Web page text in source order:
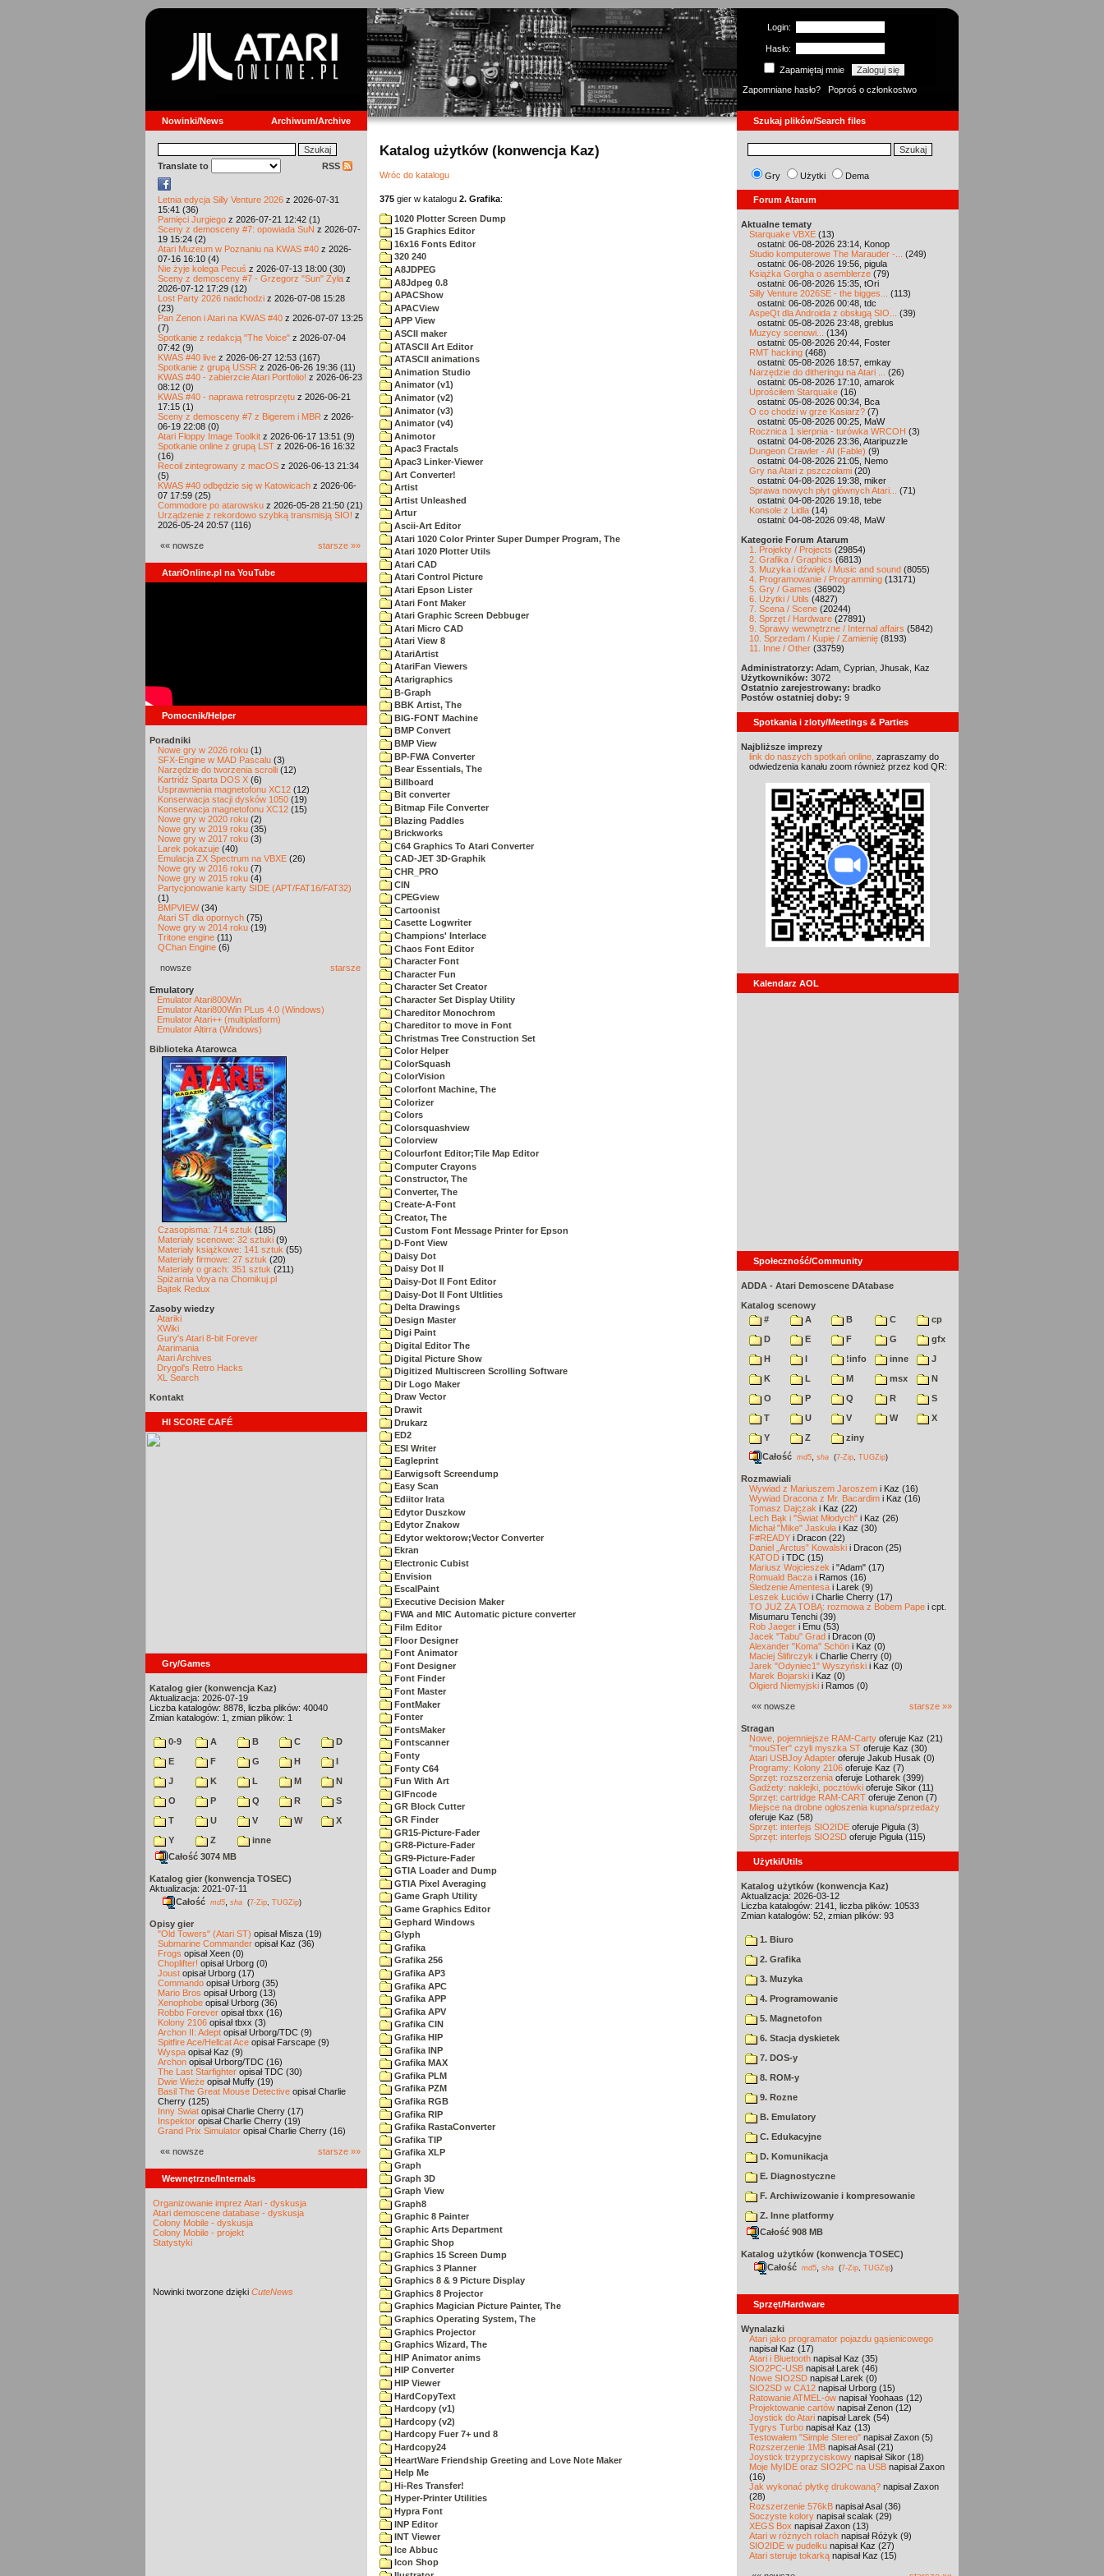
Login:
Hasło:
Zapamiętaj mnie
Zapomniane hasło?
Poproś o członkostwo
Nowinki/News Archiwum/Archive Szukaj plików/Search files
Translate to RSS
Letnia edycja Silly Venture 2026 z 2026-07-31
15:41 (36)
Pamięci Jurgiego z 2026-07-21 12:42 (1)
Sceny z demosceny #7: opowiada SuN z 2026-07-
19 15:24 (2)
Atari Muzeum w Poznaniu na KWAS #40 z 2026-
07-16 16:10 (4)
Nie żyje kolega Pecuś z 2026-07-13 18:00 (30)
Sceny z demosceny #7 - Grzegorz "Sun" Żyła z
2026-07-12 17:29 (12)
Lost Party 2026 nadchodzi z 2026-07-08 15:28
(23)
Pan Zenon i Atari na KWAS #40 z 2026-07-07 13:25
(7)
Spotkanie z redakcją "The Voice" z 2026-07-04
07:42 (9)
KWAS #40 live z 2026-06-27 12:53 (167)
Spotkanie z grupą USSR z 2026-06-26 19:36 (11)
KWAS #40 - zabierzcie Atari Portfolio! z 2026-06-23
08:12 (0)
KWAS #40 - naprawa retrosprzętu z 2026-06-21
17:15 (1)
Sceny z demosceny #7 z Bigerem i MBR z 2026-
06-19 22:08 (0)
Atari Floppy Image Toolkit z 2026-06-17 13:51 (9)
Spotkanie online z grupą LST z 2026-06-16 16:32
(16)
Recoil zintegrowany z macOS z 2026-06-13 21:34
(5)
KWAS #40 odbędzie się w Katowicach z 2026-06-
07 17:59 (25)
Commodore po atarowsku z 2026-05-28 21:50 (21)
Urządzenie z rekordowo szybką transmisją SIO! z
2026-05-24 20:57 (116)
«« nowsze starsze »»
AtariOnline.pl na YouTube
Pomocnik/Helper
Poradniki
Nowe gry w 2026 roku (1)
SFX-Engine w MAD Pascalu (3)
Narzędzie do tworzenia scrolli (12)
Kartridż Sparta DOS X (6)
Usprawnienia magnetofonu XC12 (12)
Konserwacja stacji dysków 1050 (19)
Konserwacja magnetofonu XC12 (15)
Nowe gry w 2020 roku (2)
Nowe gry w 2019 roku (35)
Nowe gry w 2017 roku (3)
Larek pokazuje (40)
Emulacja ZX Spectrum na VBXE (26)
Nowe gry w 2016 roku (7)
Nowe gry w 2015 roku (4)
Partycjonowanie karty SIDE (APT/FAT16/FAT32)
(1)
BMPVIEW(34)
Atari ST dla opornych (75)
Nowe gry w 2014 roku (19)
Tritone engine (11)
QChan Engine (6)
nowsze starsze
Emulatory
Emulator Atari800Win
Emulator Atari800Win PLus 4.0 (Windows)
Emulator Atari++ (multiplatform)
Emulator Altirra (Windows)
Biblioteka Atarowca
Czasopisma: 714 sztuk (185)
Materiały scenowe: 32 sztuki (9)
Materiały książkowe: 141 sztuk (55)
Materiały firmowe: 27 sztuk (20)
Materiały o grach: 351 sztuk (211)
Spiżarnia Voya na Chomikuj.pl
Bajtek Redux
Zasoby wiedzy
Atariki
XWiki
Gury's Atari 8-bit Forever
Atarimania
Atari Archives
Drygol's Retro Hacks
XL Search
Kontakt
HI SCORE CAFÉ
Gry/Games
Katalog gier (konwencja Kaz)
Aktualizacja: 2026-07-19
Liczba katalogów: 8878, liczba plików: 40040
Zmian katalogów: 1, zmian plików: 1
0-9 A B C
D
E
F G H
I
J
K L M
N
O
P Q R
S
T
U V W
X
Y
Z
inne
Całość 3074 MB
Katalog gier (konwencja TOSEC)
Aktualizacja: 2021-07-11
Całość md5 sha (7-Zip TUGZip)
Opisy gier
"Old Towers" (Atari ST) opisał Misza (19)
Submarine Commander opisał Kaz (36)
Frogs opisał Xeen (0)
Choplifter! opisał Urborg (0)
Joust opisał Urborg (17)
Commando opisał Urborg (35)
Mario Bros opisał Urborg (13)
Xenophobe opisał Urborg (36)
Robbo Forever opisał tbxx (16)
Kolony 2106 opisał tbxx (3)
Archon II: Adept opisał Urborg/TDC (9)
Spitfire Ace/Hellcat Ace opisał Farscape (9)
Wyspa opisał Kaz (9)
Archon opisał Urborg/TDC (16)
The Last Starfighter opisał TDC (30)
Dwie Wieże opisał Muffy (19)
Basil The Great Mouse Detective opisał Charlie
Cherry (125)
Inny Świat opisał Charlie Cherry (17)
Inspektor opisał Charlie Cherry (19)
Grand Prix Simulator opisał Charlie Cherry (16)
«« nowsze starsze »»
Wewnętrzne/Internals
Organizowanie imprez Atari - dyskusja
Atari demoscene database - dyskusja
Colony Mobile - dyskusja
Colony Mobile - projekt
Statystyki
Nowinki tworzone dzięki CuteNews
Katalog użytków (konwencja Kaz)
Wróc do katalogu
375 gier w katalogu 2. Grafika:
1020 Plotter Screen Dump
15 Graphics Editor
16x16 Fonts Editor
320 240
A8JDPEG
A8Jdpeg 0.8
APACShow
APACView
APP View
ASCII maker
ATASCII Art Editor
ATASCII animations
Animation Studio
Animator (v1)
Animator (v2)
Animator (v3)
Animator (v4)
Animotor
Apac3 Fractals
Apac3 Linker-Viewer
Art Converter!
Artist
Artist Unleashed
Artur
Ascii-Art Editor
Atari 1020 Color Printer Super Dumper Program, The
Atari 1020 Plotter Utils
Atari CAD
Atari Control Picture
Atari Epson Lister
Atari Font Maker
Atari Graphic Screen Debbuger
Atari Micro CAD
Atari View 8
AtariArtist
AtariFan Viewers
Atarigraphics
B-Graph
BBK Artist, The
BIG-FONT Machine
BMP Convert
BMP View
BP-FWA Converter
Bear Essentials, The
Billboard
Bit converter
Bitmap File Converter
Blazing Paddles
Brickworks
C64 Graphics To Atari Converter
CAD-JET 3D-Graphik
CHR_PRO
CIN
CPEGview
Cartoonist
Casette Logwriter
Champions' Interlace
Chaos Font Editor
Character Font
Character Fun
Character Set Creator
Character Set Display Utility
Chareditor Monochrom
Chareditor to move in Font
Christmas Tree Construction Set
Color Helper
ColorSquash
ColorVision
Colorfont Machine, The
Colorizer
Colors
Colorsquashview
Colorview
Colourfont Editor;Tile Map Editor
Computer Crayons
Constructor, The
Converter, The
Create-A-Font
Creator, The
Custom Font Message Printer for Epson
D-Font View
Daisy Dot
Daisy Dot II
Daisy-Dot II Font Editor
Daisy-Dot II Font Ultlities
Delta Drawings
Design Master
Digi Paint
Digital Editor The
Digital Picture Show
Digitized Multiscreen Scrolling Software
Dir Logo Maker
Draw Vector
Drawit
Drukarz
ED2
ESI Writer
Eagleprint
Earwigsoft Screendump
Easy Scan
Ediitor Irata
Edytor Duszkow
Edytor Znakow
Edytor wektorow;Vector Converter
Ekran
Electronic Cubist
Envision
EscalPaint
Executive Decision Maker
FWA and MIC Automatic picture converter
Film Editor
Floor Designer
Font Animator
Font Designer
Font Finder
Font Master
FontMaker
Fonter
FontsMaker
Fontscanner
Fonty
Fonty C64
Fun With Art
GIFncode
GR Block Cutter
GR Finder
GR15-Picture-Fader
GR8-Picture-Fader
GR9-Picture-Fader
GTIA Loader and Dump
GTIA Pixel Averaging
Game Graph Utility
Game Graphics Editor
Gephard Windows
Glyph
Grafika
Grafika 256
Grafika AP3
Grafika APC
Grafika APP
Grafika APV
Grafika CIN
Grafika HIP
Grafika INP
Grafika MAX
Grafika PLM
Grafika PZM
Grafika RGB
Grafika RIP
Grafika RastaConverter
Grafika TIP
Grafika XLP
Graph
Graph 3D
Graph View
Graph8
Graphic 8 Painter
Graphic Arts Department
Graphic Shop
Graphics 15 Screen Dump
Graphics 3 Planner
Graphics 8 & 9 Picture Display
Graphics 8 Projector
Graphics Magician Picture Painter, The
Graphics Operating System, The
Graphics Projector
Graphics Wizard, The
HIP Animator anims
HIP Converter
HIP Viewer
HardCopyText
Hardcopy (v1)
Hardcopy (v2)
Hardcopy Fuer 7+ und 8
Hardcopy24
HeartWare Friendship Greeting and Love Note Maker
Help Me
Hi-Res Transfer!
Hyper-Printer Utilities
Hypra Font
INP Editor
INT Viewer
Ice Abbuc
Icon Shop
Gry Użytki Dema
Forum Atarum
Aktualne tematy
Starquake VBXE (13)
ostatni: 06-08-2026 23:14, Konop
Studio komputerowe The Marauder -...
(249)
ostatni: 06-08-2026 19:56, pigula
Książka Gorgha o asemblerze (79)
ostatni: 06-08-2026 15:35, tOri
Silly Venture 2026SE - the bigges...
(113)
ostatni: 06-08-2026 00:48, tdc
AspeQt dla Androida z obsługą SIO...
(39)
ostatni: 05-08-2026 23:48, greblus
Muzycy scenowi...
(134)
ostatni: 05-08-2026 20:44, Foster
RMT hacking (468)
ostatni: 05-08-2026 18:57, emkay
Narzędzie do ditheringu na Atari ...
(26)
ostatni: 05-08-2026 17:10, amarok
Uprościłem Starquake (16)
ostatni: 05-08-2026 00:34, Bca
O co chodzi w grze Kasiarz? (7)
ostatni: 05-08-2026 00:25, MaW
Rocznica 1 sierpnia - turówka WRCOH (3)
ostatni: 04-08-2026 23:36, Ataripuzzle
Dungeon Crawler - AI (Fable) (9)
ostatni: 04-08-2026 21:05, Nemo
Gry na Atari z pszczołami (20)
ostatni: 04-08-2026 19:38, miker
Sprawa nowych płyt głównych Atari...
(71)
ostatni: 04-08-2026 19:18, tebe
Konsole z Lidla (14)
ostatni: 04-08-2026 09:48, MaW
Kategorie Forum Atarum
1. Projekty / Projects (29854)
2. Grafika / Graphics (6813)
3. Muzyka i dźwięk / Music and sound (8055)
4. Programowanie / Programming (13171)
5. Gry / Games (36902)
6. Użytki / Utils (4827)
7. Scena / Scene (20244)
8. Sprzęt / Hardware (27891)
9. Sprawy wewnętrzne / Internal affairs (5842)
10. Sprzedam / Kupię / Zamienię (8193)
11. Inne / Other (33759)
Administratorzy: Adam, Cyprian, Jhusak, Kaz
Użytkowników: 3072
Ostatnio zarejestrowany: bradko
Postów ostatniej doby: 9
Spotkania i zloty/Meetings & Parties
Najbliższe imprezy
link do naszych spotkań online, zapraszamy do
odwiedzenia kanału zoom również przez kod QR:
Kalendarz AOL
Społeczność/Community
ADDA - Atari Demoscene DAtabase
Katalog scenowy
#
A B C
cp
D
E F G
gfx
H
I !info inne
J
K
L M msx
N
O
P Q R
S
T
U V W
X
Y
Z
ziny
Całość md5 sha (7-Zip TUGZip)
Rozmawiali
Wywiad z Mariuszem Jaroszem i Kaz (16)
Wywiad Dracona z Mr. Bacardim i Kaz (16)
Tomasz Dajczak i Kaz (22)
Lech Bąk i "Świat Młodych" i Kaz (26)
Michał "Mike" Jaskuła i Kaz (30)
F#READY i Dracon (22)
Daniel „Arctus” Kowalski i Dracon (25)
KATOD i TDC (15)
Mariusz Wojcieszek i "Adam" (17)
Romuald Bacza i Ramos (16)
Śledzenie Amentesa i Larek (9)
Leszek Łuciów i Charlie Cherry (17)
TO JUŻ ZA TOBĄ: rozmowa z Bobem Pape i cpt.
Misumaru Tenchi (39)
Rob Jaeger i Emu (53)
Jacek "Tabu" Grad i Dracon (0)
Alexander "Koma" Schön i Kaz (0)
Maciej Ślifirczyk i Charlie Cherry (0)
Jarek "Odyniec1" Wyszyński i Kaz (0)
Marek Bojarski i Kaz (0)
Olgierd Niemyjski i Ramos (0)
«« nowsze starsze »»
Stragan
Nowe, pojemniejsze RAM-Carty oferuje Kaz (21)
"mouSTer" czyli myszka ST oferuje Kaz (30)
Atari USBJoy Adapter oferuje Jakub Husak (0)
Programy: Kolony 2106 oferuje Kaz (7)
Sprzęt: rozszerzenia oferuje Lotharek (399)
Gadżety: naklejki, pocztówki oferuje Sikor (11)
Sprzęt: cartridge RAM-CART oferuje Zenon (7)
Miejsce na drobne ogłoszenia kupna/sprzedaży
oferuje Kaz (58)
Sprzęt: interfejs SIO2IDE oferuje Piguła (3)
Sprzęt: interfejs SIO2SD oferuje Piguła (115)
Użytki/Utils
Katalog użytków (konwencja Kaz)
Aktualizacja: 2026-03-12
Liczba katalogów: 2141, liczba plików: 10533
Zmian katalogów: 52, zmian plików: 93
1. Biuro
2. Grafika
3. Muzyka
4. Programowanie
5. Magnetofon
6. Stacja dyskietek
7. DOS-y
8. ROM-y
9. Rozne
B. Emulatory
C. Edukacyjne
D. Komunikacja
E. Diagnostyczne
F. Archiwizowanie i kompresowanie
Z. Inne platformy
Całość 908 MB
Katalog użytków (konwencja TOSEC)
Całość md5 sha (7-Zip TUGZip)
Sprzęt/Hardware
Wynalazki
Atari jako programator pojazdu gąsienicowego
napisał Kaz (17)
Atari i Bluetooth napisał Kaz (35)
SIO2PC-USB napisał Larek (46)
Nowe SIO2SD napisał Larek (0)
SIO2SD w CA12 napisał Urborg (15)
Ratowanie ATMEL-ów napisał Yoohaas (12)
Projektowanie cartów napisał Zenon (12)
Joystick do Atari napisał Larek (54)
Tygrys Turbo napisał Kaz (13)
Testowałem "Simple Stereo" napisał Zaxon (5)
Rozszerzenie 1MB napisał Asal (21)
Joystick trzyprzyciskowy napisał Sikor (18)
Moje MyIDE oraz SIO2PC na USB napisał Zaxon
(16)
Jak wykonać płytkę drukowaną? napisał Zaxon
(28)
Rozszerzenie 576kB napisał Asal (36)
Soczyste kolory napisał scalak (29)
XEGS Box napisał Zaxon (13)
Atari w różnych rolach napisał Różyk (9)
SIO2IDE w pudełku napisał Kaz (27)
Atari steruje tokarką napisał Kaz (15)